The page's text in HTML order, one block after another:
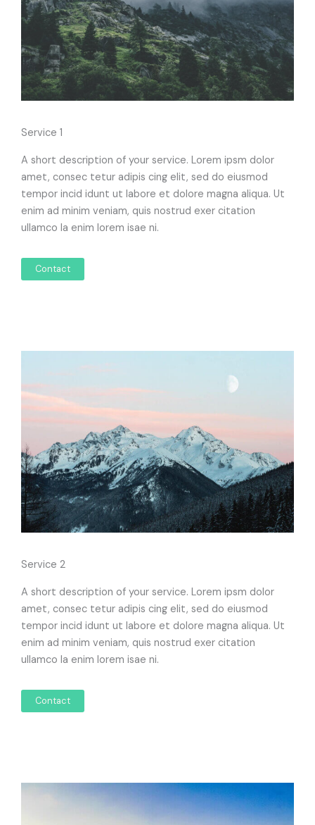
Service 1
A short description of your service. Lorem ipsm dolor
amet, consec tetur adipis cing elit, sed do eiusmod
tempor incid idunt ut labore et dolore magna aliqua. Ut
enim ad minim veniam, quis nostrud exer citation
ullamco la enim lorem isae ni.
Contact
Service 2
A short description of your service. Lorem ipsm dolor
amet, consec tetur adipis cing elit, sed do eiusmod
tempor incid idunt ut labore et dolore magna aliqua. Ut
enim ad minim veniam, quis nostrud exer citation
ullamco la enim lorem isae ni.
Contact